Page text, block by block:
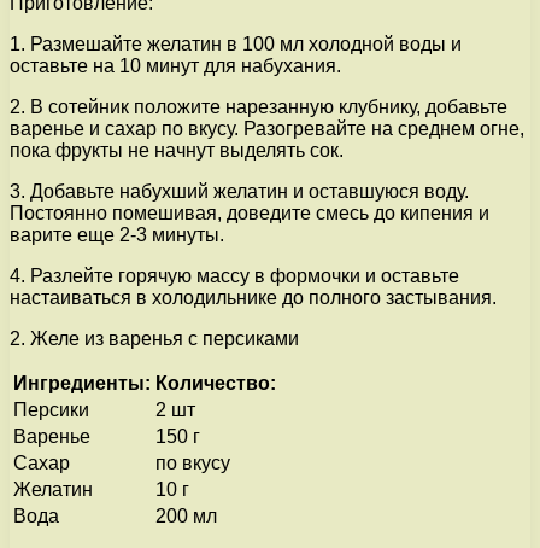
1. Размешайте желатин в 100 мл холодной воды и
оставьте на 10 минут для набухания.
2. В сотейник положите нарезанную клубнику, добавьте
варенье и сахар по вкусу. Разогревайте на среднем огне,
пока фрукты не начнут выделять сок.
3. Добавьте набухший желатин и оставшуюся воду.
Постоянно помешивая, доведите смесь до кипения и
варите еще 2-3 минуты.
4. Разлейте горячую массу в формочки и оставьте
настаиваться в холодильнике до полного застывания.
2. Желе из варенья с персиками
Ингредиенты: Количество:
Персики
2 шт
Варенье
150 г
Сахар
по вкусу
Желатин
10 г
Вода
200 мл